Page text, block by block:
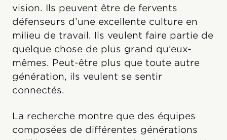
vision. Ils peuvent être de fervents
défenseurs d’une excellente culture en
milieu de travail. Ils veulent faire partie de
quelque chose de plus grand qu’eux-
mêmes. Peut-être plus que toute autre
génération, ils veulent se sentir
connectés.
La recherche montre que des équipes
composées de différentes générations